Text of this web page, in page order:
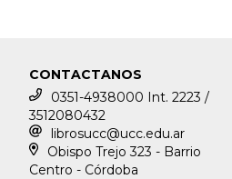
CONTACTANOS
0351-4938000 Int. 2223 /
3512080432
librosucc@ucc.edu.ar
Obispo Trejo 323 - Barrio
Centro - Córdoba